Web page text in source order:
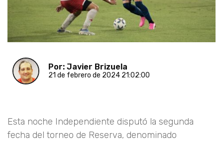
Por: Javier Brizuela
21 de febrero de 2024 21:02:00
Esta noche Independiente disputó la segunda
fecha del torneo de Reserva, denominado